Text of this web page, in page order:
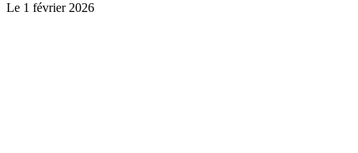
Le 1 février 2026